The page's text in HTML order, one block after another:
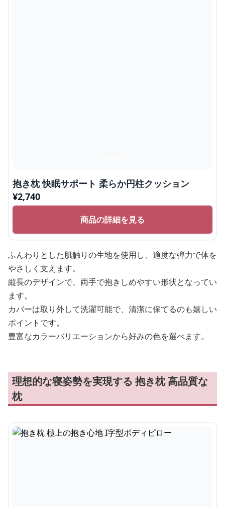
抱き枕 快眠サポート 柔らか円柱クッション
¥2,740
商品の詳細を見る
ふんわりとした肌触りの生地を使用し、適度な弾力で体を
やさしく支えます。
縦長のデザインで、両手で抱きしめやすい形状となってい
ます。
カバーは取り外して洗濯可能で、清潔に保てるのも嬉しい
ポイントです。
豊富なカラーバリエーションから好みの色を選べます。
理想的な寝姿勢を実現する 抱き枕 高品質な
枕